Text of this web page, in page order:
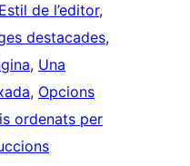
Estil de l’editor
destacades
, Una
, Opcions
ordenats per